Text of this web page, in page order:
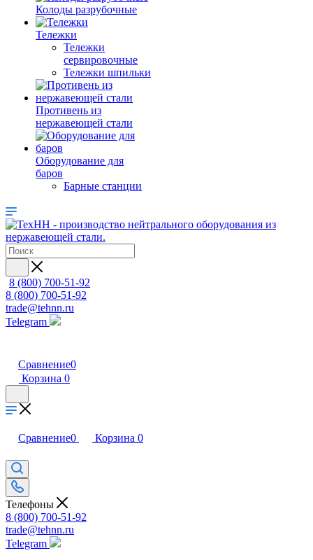
Колоды разрубочные
Тележки
Тележки
сервировочные
Тележки шпильки
Противень из
нержавеющей стали
Оборудование для
баров
Барные станции
8 (800) 700-51-92
8 (800) 700-51-92
trade@tehnn.ru
Telegram
Сравнение0
Корзина 0
Сравнение0 Корзина 0
Телефоны
8 (800) 700-51-92
trade@tehnn.ru
Telegram